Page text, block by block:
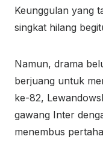
Keunggulan yang
singkat hilang
Namun, drama
berjuang untuk
ke-82,
gawang Inter
menembus